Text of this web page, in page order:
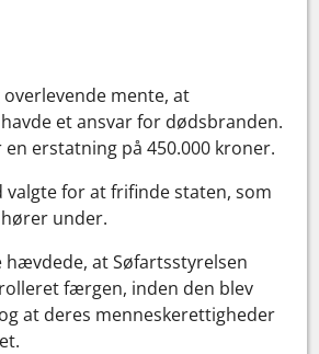
mente, at
et ansvar for dødsbranden.
erstatning på 450.000 kroner.
valgte for at frifinde staten, som
under.
hævdede, at Søfartsstyrelsen
færgen, inden den blev
at deres menneskerettigheder